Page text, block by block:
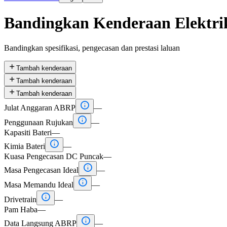
Bandingkan Kenderaan
Bandingkan spesifikasi, pengecasan dan prestasi laluan
 Tambah kenderaan
 Tambah kenderaan
 Tambah kenderaan
Julat Anggaran ABRP  —
Penggunaan Rujukan
 —
Kapasiti Bateri—
Kimia Bateri
 —
Kuasa Pengecasan DC Puncak—
Masa Pengecasan Ideal
 —
Masa Memandu Ideal
 —
Drivetrain
 —
Pam Haba—
Data Langsung ABRP  —